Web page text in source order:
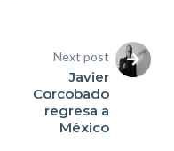
Next post
Javier
Corcobado
regresa a
México